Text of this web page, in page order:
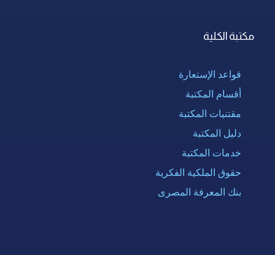
مكتبة الكلية
قواعد الإستعارة
أقسام المكتبة
مقتنيات المكتبة
دليل المكتبة
خدمات المكتبة
حقوق الملكية الفكرية
بنك المعرفة المصرى